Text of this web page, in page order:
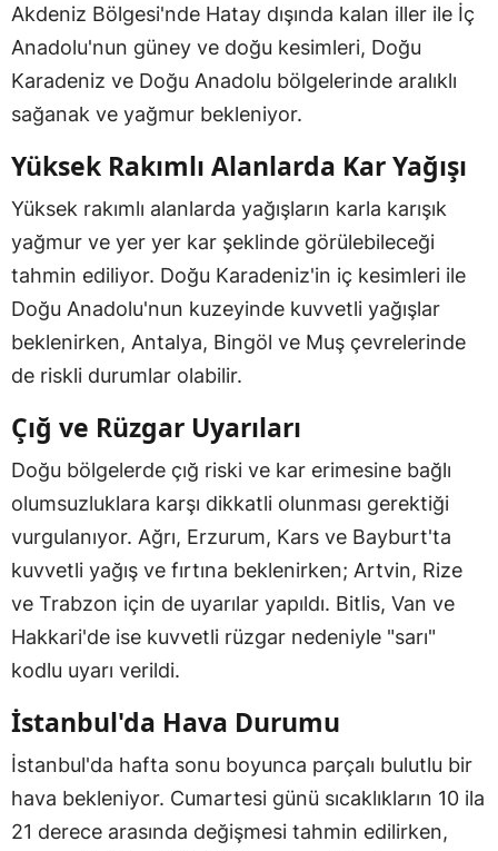
Akdeniz Bölgesi'nde Hatay dışında kalan iller ile İç
Anadolu'nun güney ve doğu kesimleri, Doğu
Karadeniz ve Doğu Anadolu bölgelerinde aralıklı
sağanak ve yağmur bekleniyor.
Yüksek Rakımlı Alanlarda Kar Yağışı
Yüksek rakımlı alanlarda yağışların karla karışık
yağmur ve yer yer kar şeklinde görülebileceği
tahmin ediliyor. Doğu Karadeniz'in iç kesimleri ile
Doğu Anadolu'nun kuzeyinde kuvvetli yağışlar
beklenirken, Antalya, Bingöl ve Muş çevrelerinde
de riskli durumlar olabilir.
Çığ ve Rüzgar Uyarıları
Doğu bölgelerde çığ riski ve kar erimesine bağlı
olumsuzluklara karşı dikkatli olunması gerektiği
vurgulanıyor. Ağrı, Erzurum, Kars ve Bayburt'ta
kuvvetli yağış ve fırtına beklenirken; Artvin, Rize
ve Trabzon için de uyarılar yapıldı. Bitlis, Van ve
Hakkari'de ise kuvvetli rüzgar nedeniyle "sarı"
kodlu uyarı verildi.
İstanbul'da Hava Durumu
İstanbul'da hafta sonu boyunca parçalı bulutlu bir
hava bekleniyor. Cumartesi günü sıcaklıkların 10 ila
21 derece arasında değişmesi tahmin edilirken,